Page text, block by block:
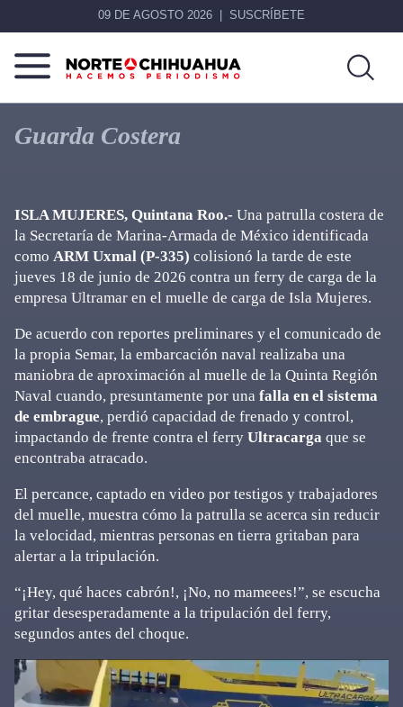
09 DE AGOSTO 2026 SUSCRÍBETE
Norte
De
Chihuahua
Más
que
noticias,
Guarda Costera
ISLA MUJERES, Quintana Roo.- Una patrulla costera de
la Secretaría de Marina-Armada de México identificada
como ARM Uxmal (P-335) colisionó la tarde de este
jueves 18 de junio de 2026 contra un ferry de carga de la
empresa Ultramar en el muelle de carga de Isla Mujeres.
De acuerdo con reportes preliminares y el comunicado de
la propia Semar, la embarcación naval realizaba una
maniobra de aproximación al muelle de la Quinta Región
Naval cuando, presuntamente por una falla en el sistema
de embrague, perdió capacidad de frenado y control,
impactando de frente contra el ferry Ultracarga que se
encontraba atracado.
El percance, captado en video por testigos y trabajadores
del muelle, muestra cómo la patrulla se acerca sin reducir
la velocidad, mientras personas en tierra gritaban para
alertar a la tripulación.
“¡Hey, qué haces cabrón!, ¡No, no mameees!”, se escucha
gritar desesperadamente a la tripulación del ferry,
segundos antes del choque.